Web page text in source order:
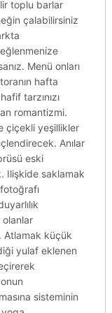
toplu barlar
çalabilirsiniz
Menü onları
hafta
tarzınızı
romantizmi.
çiçekli yeşillikler
Anılar
eski
Ilişkide saklamak
olanlar
Atlamak küçük
yulaf eklenen
sisteminin